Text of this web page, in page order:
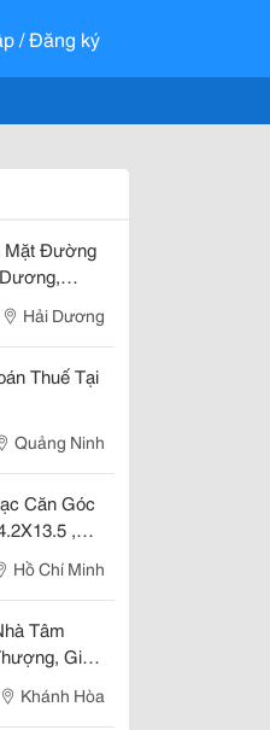
/ Đăng ký
Mặt Đường
Vị Trí Đẹp
Hải Dương
Thuế Tại
Quảng Ninh
Căn Góc
,
Hồ Chí Minh
Tâm
Giá
Khánh Hòa